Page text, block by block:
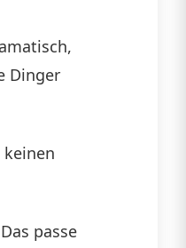
Dinger
passe